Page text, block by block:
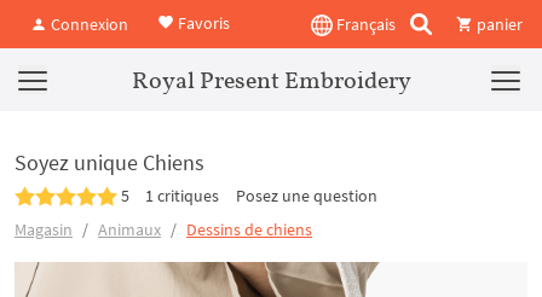
Connexion Favoris Français panier
Royal Present Embroidery
Soyez unique Chiens
5 1 critiques
Posez une question
Magasin
Animaux Dessins de chiens